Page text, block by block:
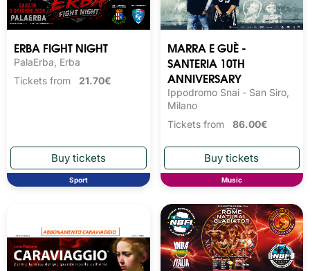
ERBA FIGHT NIGHT
PalaErba, Erba
Tickets from 21.70€
Sport
MARRA E GUÈ -
SANTERIA 10TH
ANNIVERSARY
Ippodromo Snai - San Siro,
Milano
Tickets from 86.00€
Music